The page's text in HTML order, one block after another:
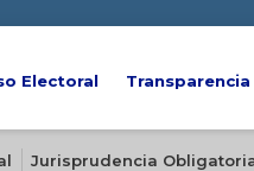
Electoral Transparencia
Jurisprudencia